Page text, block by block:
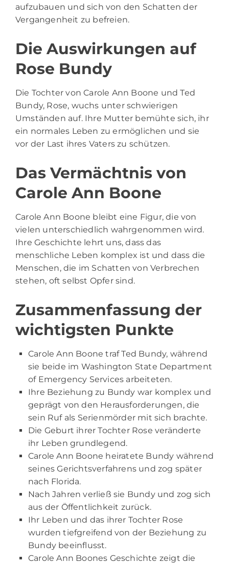
aufzubauen und sich von den Schatten der
Vergangenheit zu befreien.
Die Auswirkungen auf
Rose Bundy
Die Tochter von Carole Ann Boone und Ted
Bundy, Rose, wuchs unter schwierigen
Umständen auf. Ihre Mutter bemühte sich, ihr
ein normales Leben zu ermöglichen und sie
vor der Last ihres Vaters zu schützen.
Das Vermächtnis von
Carole Ann Boone
Carole Ann Boone bleibt eine Figur, die von
vielen unterschiedlich wahrgenommen wird.
Ihre Geschichte lehrt uns, dass das
menschliche Leben komplex ist und dass die
Menschen, die im Schatten von Verbrechen
stehen, oft selbst Opfer sind.
Zusammenfassung der
wichtigsten Punkte
Carole Ann Boone traf Ted Bundy, während
sie beide im Washington State Department
of Emergency Services arbeiteten.
Ihre Beziehung zu Bundy war komplex und
geprägt von den Herausforderungen, die
sein Ruf als Serienmörder mit sich brachte.
Die Geburt ihrer Tochter Rose veränderte
ihr Leben grundlegend.
Carole Ann Boone heiratete Bundy während
seines Gerichtsverfahrens und zog später
nach Florida.
Nach Jahren verließ sie Bundy und zog sich
aus der Öffentlichkeit zurück.
Ihr Leben und das ihrer Tochter Rose
wurden tiefgreifend von der Beziehung zu
Bundy beeinflusst.
Carole Ann Boones Geschichte zeigt die